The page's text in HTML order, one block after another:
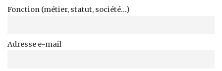
Fonction (métier, statut, société...)
Adresse e-mail